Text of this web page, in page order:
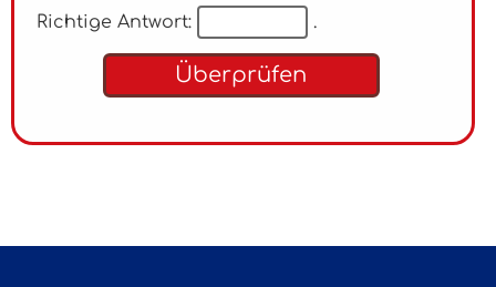
Richtige Antwort: .
Überprüfen